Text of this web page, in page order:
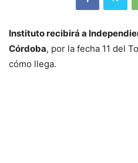
Instituto recibirá a
Córdoba, por la fecha 11 del
cómo llega.